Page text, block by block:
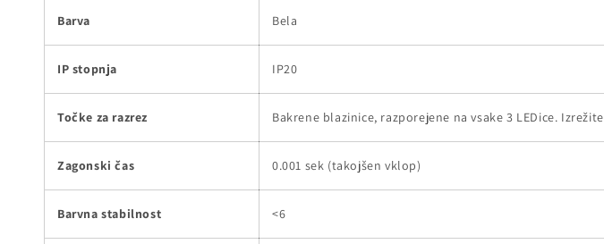
Barva Bela
IP stopnja IP20
Točke za razrez Bakrene blazinice, razporejene na vsake 3 LEDice.
Zagonski čas 0.001 sek (takojšen vklop)
Barvna stabilnost <6